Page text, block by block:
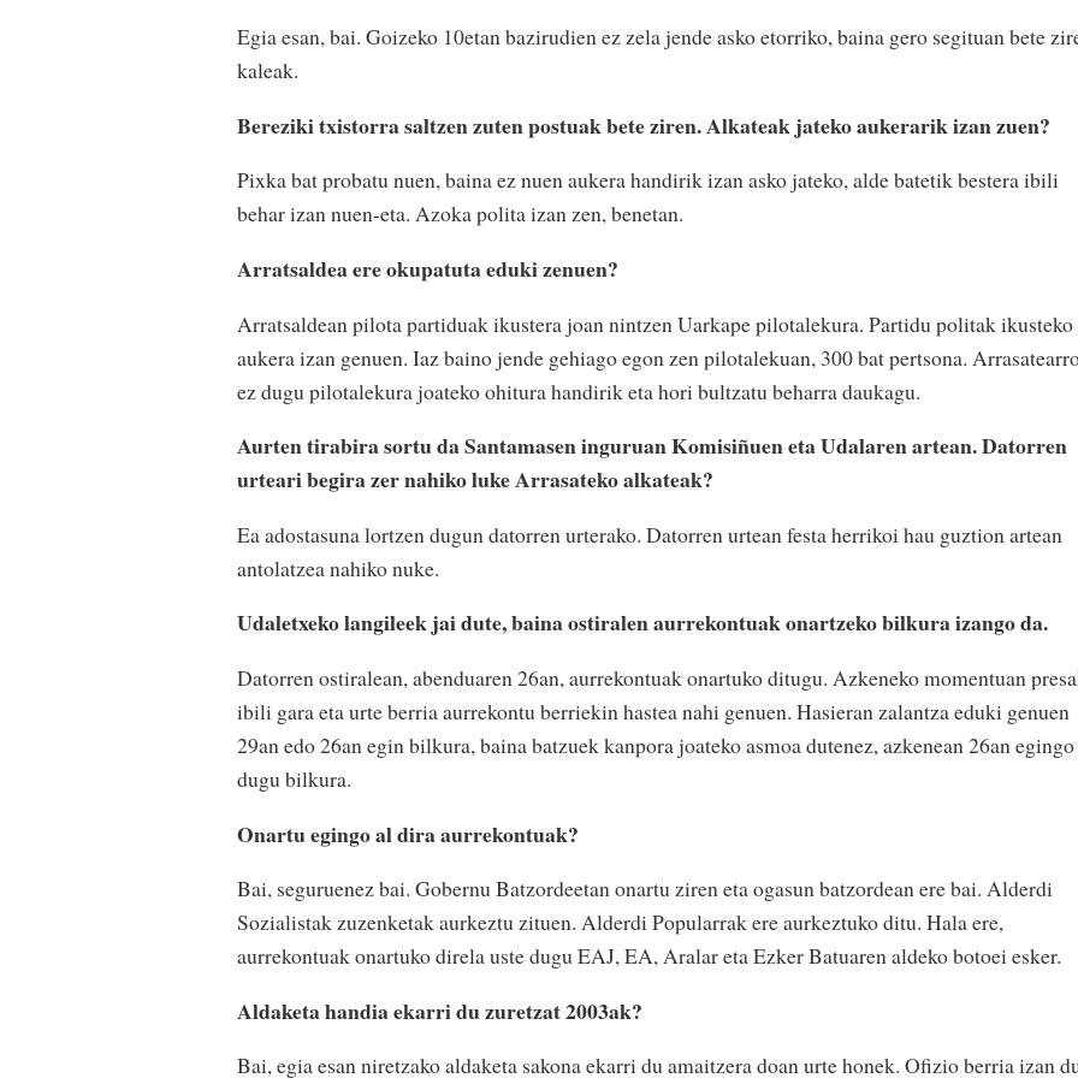
Egia esan, bai. Goizeko 10etan bazirudien ez zela jende asko etorriko, baina gero segituan bete
kaleak.
Bereziki txistorra saltzen zuten postuak bete ziren. Alkateak jateko aukerarik izan zuen?
Pixka bat probatu nuen, baina ez nuen aukera handirik izan asko jateko, alde batetik bestera ibili
behar izan nuen-eta. Azoka polita izan zen, benetan.
Arratsaldea ere okupatuta eduki zenuen?
Arratsaldean pilota partiduak ikustera joan nintzen Uarkape pilotalekura. Partidu politak ikusteko
aukera izan genuen. Iaz baino jende gehiago egon zen pilotalekuan, 300 bat pertsona.
ez dugu pilotalekura joateko ohitura handirik eta hori bultzatu beharra daukagu.
Aurten tirabira sortu da Santamasen inguruan Komisiñuen eta Udalaren artean. Datorren
urteari begira zer nahiko luke Arrasateko alkateak?
Ea adostasuna lortzen dugun datorren urterako. Datorren urtean festa herrikoi hau guztion artean
antolatzea nahiko nuke.
Udaletxeko langileek jai dute, baina ostiralen aurrekontuak onartzeko bilkura izango da.
Datorren ostiralean, abenduaren 26an, aurrekontuak onartuko ditugu. Azkeneko momentuan
ibili gara eta urte berria aurrekontu berriekin hastea nahi genuen. Hasieran zalantza eduki genuen
29an edo 26an egin bilkura, baina batzuek kanpora joateko asmoa dutenez, azkenean 26an egingo
dugu bilkura.
Onartu egingo al dira aurrekontuak?
Bai, seguruenez bai. Gobernu Batzordeetan onartu ziren eta ogasun batzordean ere bai. Alderdi
Sozialistak zuzenketak aurkeztu zituen. Alderdi Popularrak ere aurkeztuko ditu. Hala ere,
aurrekontuak onartuko direla uste dugu EAJ, EA, Aralar eta Ezker Batuaren aldeko botoei esker.
Aldaketa handia ekarri du zuretzat 2003ak?
Bai, egia esan niretzako aldaketa sakona ekarri du amaitzera doan urte honek. Ofizio berria izan